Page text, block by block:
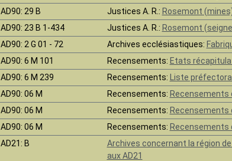
AD90: 29 B Justices A. R.: Rosemont
AD90: 23 B 1-434 Justices A. R.: Rosemont
AD90: 2 G 01 - 72 Archives ecclésiastiques:
AD90: 6 M 101 Recensements: Etats
AD90: 6 M 239 Recensements: Liste
AD90: 06 M Recensements: Recensements
AD90: 06 M Recensements: Recensements
AD90: 06 M Recensements: Recensements
AD21 : B
Archives concernant la région
aux AD21